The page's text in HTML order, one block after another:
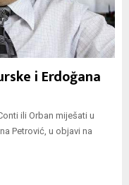
i Erdoğana
ili Orban miješati u
Petrović, u objavi na